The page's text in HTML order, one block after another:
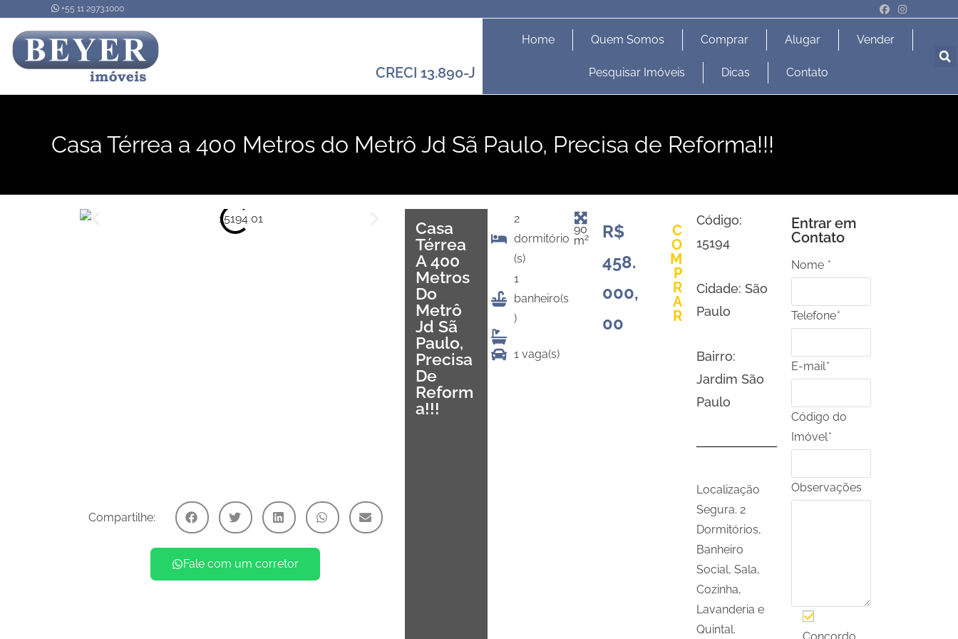
+55 11 2973.1000
CRECI 13.890-J
Home Quem Somos Comprar Alugar Vender
Pesquisar Imóveis Dicas Contato
Casa Térrea a 400 Metros do Metrô Jd Sã Paulo, Precisa de Reforma!!!
Compartilhe:
Fale com um corretor
Casa
Térrea
A 400
Metros
Do
Metrô
Jd Sã
Paulo,
Precisa
De
Reform
A!!!
2
dormitório
(s)
1
banheiro(s
)
1 vaga(s)
90
m2
R$
458.
000,
00
C
O
M
P
R
A
R
Código:
15194
Cidade: São
Paulo
Bairro:
Jardim São
Paulo
Localização
Segura. 2
Dormitórios,
Banheiro
Social, Sala,
Cozinha,
Lavanderia e
Quintal.
Entrar em
Contato
Nome *
Telefone*
E-mail*
Código do
Imóvel*
Observações